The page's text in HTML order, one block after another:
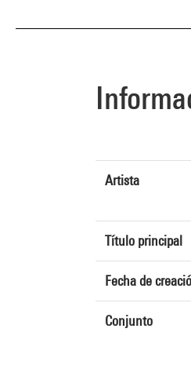
Artista
Título principal
Fecha de
Conjunto